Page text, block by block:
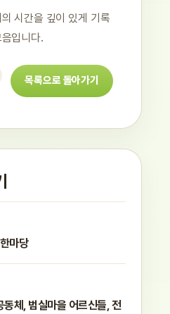
시간을 깊이 있게 기록
입니다.
목록으로 돌아가기
마당
동체, 범실마을 어르신들, 전